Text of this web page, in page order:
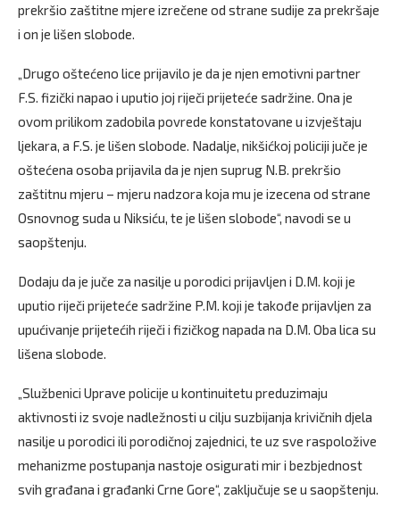
prekršio zaštitne mjere izrečene od strane sudije za prekršaje
i on je lišen slobode.
„Drugo oštećeno lice prijavilo je da je njen emotivni partner
F.S. fizički napao i uputio joj riječi prijeteće sadržine. Ona je
ovom prilikom zadobila povrede konstatovane u izvještaju
ljekara, a F.S. je lišen slobode. Nadalje, nikšićkoj policiji juče je
oštećena osoba prijavila da je njen suprug N.B. prekršio
zaštitnu mjeru – mjeru nadzora koja mu je izecena od strane
Osnovnog suda u Niksiću, te je lišen slobode“, navodi se u
saopštenju.
Dodaju da je juče za nasilje u porodici prijavljen i D.M. koji je
uputio riječi prijeteće sadržine P.M. koji je takođe prijavljen za
upućivanje prijetećih riječi i fizičkog napada na D.M. Oba lica su
lišena slobode.
„Službenici Uprave policije u kontinuitetu preduzimaju
aktivnosti iz svoje nadležnosti u cilju suzbijanja krivičnih djela
nasilje u porodici ili porodičnoj zajednici, te uz sve raspoložive
mehanizme postupanja nastoje osigurati mir i bezbjednost
svih građana i građanki Crne Gore“, zaključuje se u saopštenju.